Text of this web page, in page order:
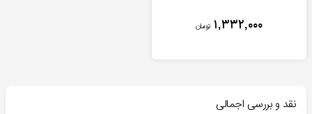
۱,۳۳۲,۰۰۰ تومان
نقد و بررسی اجمالی